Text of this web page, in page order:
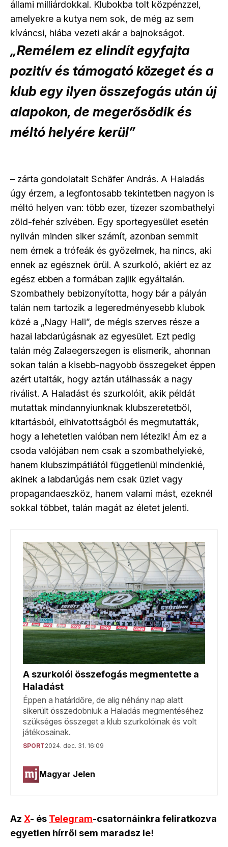
állami milliárdokkal. Klubokba tolt közpénzzel,
amelyekre a kutya nem sok, de még az sem
kíváncsi, hiába vezeti akár a bajnokságot.
„Remélem ez elindít egyfajta
pozitív és támogató közeget és a
klub egy ilyen összefogás után új
alapokon, de megerősödik és
méltó helyére kerül”
– zárta gondolatait Schäfer András. A Haladás
úgy érzem, a legfontosabb tekintetben nagyon is
méltó helyen van: több ezer, tízezer szombathelyi
zöld-fehér szívében. Egy sportegyesület esetén
nyilván minden siker számít, azonban semmit
nem érnek a trófeák és győzelmek, ha nincs, aki
ennek az egésznek örül. A szurkoló, akiért ez az
egész ebben a formában zajlik egyáltalán.
Szombathely bebizonyította, hogy bár a pályán
talán nem tartozik a legeredményesebb klubok
közé a „Nagy Hali”, de mégis szerves része a
hazai labdarúgásnak az egyesület. Ezt pedig
talán még Zalaegerszegen is elismerik, ahonnan
sokan talán a kisebb-nagyobb összegeket éppen
azért utalták, hogy aztán utálhassák a nagy
riválist. A Haladást és szurkolóit, akik példát
mutattak mindannyiunknak klubszeretetből,
kitartásból, elhivatottságból és megmutatták,
hogy a lehetetlen valóban nem létezik! Ám ez a
csoda valójában nem csak a szombathelyieké,
hanem klubszimpátiától függetlenül mindenkié,
akinek a labdarúgás nem csak üzlet vagy
propagandaeszköz, hanem valami mást, ezeknél
sokkal többet, talán magát az életet jelenti.
Az X- és Telegram-csatornáinkra feliratkozva
egyetlen hírről sem maradsz le!